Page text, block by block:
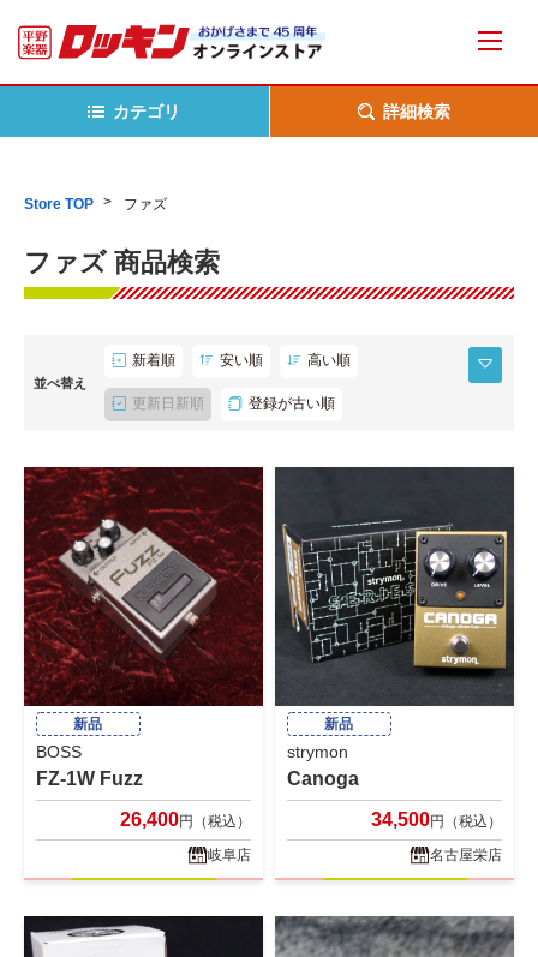
カテゴリ 詳細検索
Store TOP ファズ
ファズ 商品検索
並べ替え
新着順 安い順 高い順
更新日新順 登録が古い順
新品
BOSS
FZ-1W Fuzz
26,400円（税込）
岐阜店
新品
strymon
Canoga
34,500円（税込）
名古屋栄店